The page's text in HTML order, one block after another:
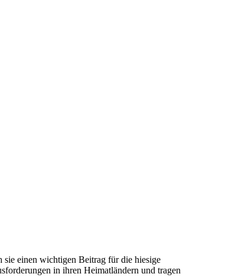
einen wichtigen Beitrag für die hiesige
in ihren Heimatländern und tragen